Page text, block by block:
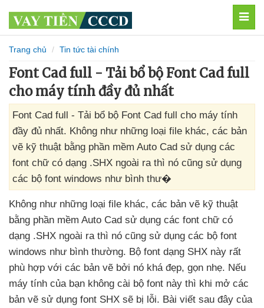
Trang chủ Tin tức tài chính
Font Cad full - Tải bổ bộ Font Cad full
cho máy tính đầy đủ nhất
Font Cad full - Tải bổ bộ Font Cad full cho máy tính
đầy đủ nhất. Không như những loại file khác, các bản
vẽ kỹ thuật bằng phần mềm Auto Cad sử dụng các
font chữ có dạng .SHX ngoài ra thì nó cũng sử dụng
các bộ font windows như bình thư�
Không như những loại file khác, các bản vẽ kỹ thuật
bằng phần mềm Auto Cad sử dụng các font chữ có
dạng .SHX ngoài ra thì nó cũng sử dụng các bộ font
windows như bình thường. Bộ font dạng SHX này rất
phù hợp với các bản vẽ bởi nó khá đẹp, gọn nhẹ. Nếu
máy tính của bạn không cài bộ font này thì khi mở các
bản vẽ sử dụng font SHX sẽ bị lỗi. Bài viết sau đây của